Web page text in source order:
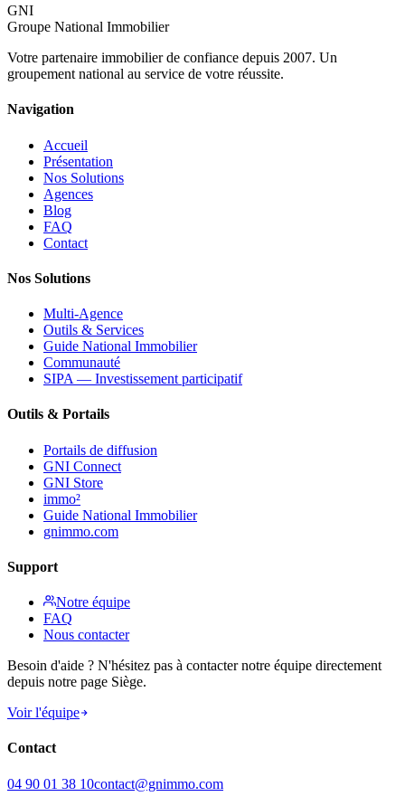
GNI
Groupe National Immobilier
Votre partenaire immobilier de confiance depuis 2007. Un
groupement national au service de votre réussite.
Navigation
Accueil
Présentation
Nos Solutions
Agences
Blog
FAQ
Contact
Nos Solutions
Multi-Agence
Outils & Services
Guide National Immobilier
Communauté
SIPA — Investissement participatif
Outils & Portails
Portails de diffusion
GNI Connect
GNI Store
immo²
Guide National Immobilier
gnimmo.com
Support
Notre équipe
FAQ
Nous contacter
Besoin d'aide ? N'hésitez pas à contacter notre équipe directement
depuis notre page Siège.
Voir l'équipe
Contact
04 90 01 38 10contact@gnimmo.com